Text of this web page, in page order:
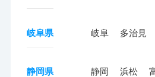
岐阜県 岐阜 多治見
静岡県 静岡 浜松